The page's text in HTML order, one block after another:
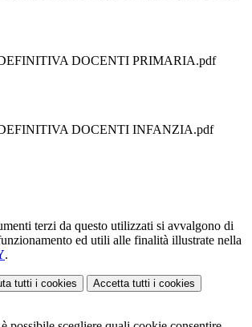
DOCENTI PRIMARIA.pdf
DOCENTI INFANZIA.pdf
terzi da questo utilizzati si avvalgono di
ed utili alle finalità illustrate nella
.
tutti i cookies Accetta tutti i cookies